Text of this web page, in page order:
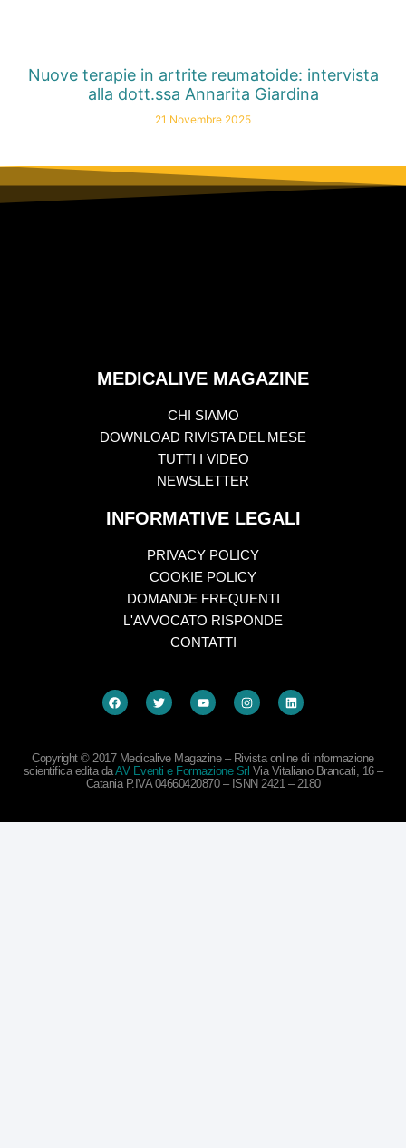
Nuove terapie in artrite reumatoide: intervista
alla dott.ssa Annarita Giardina
21 Novembre 2025
MEDICALIVE MAGAZINE
CHI SIAMO
DOWNLOAD RIVISTA DEL MESE
TUTTI I VIDEO
NEWSLETTER
INFORMATIVE LEGALI
PRIVACY POLICY
COOKIE POLICY
DOMANDE FREQUENTI
L'AVVOCATO RISPONDE
CONTATTI
Copyright © 2017 Medicalive Magazine – Rivista online di informazione
scientifica edita daAV Eventi e Formazione Srl Via Vitaliano Brancati, 16 –
Catania P.IVA 04660420870 – ISNN 2421 – 2180